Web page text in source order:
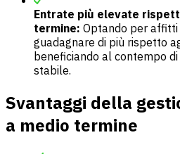
Entrate più elevate
termine: Optando per affitti
guadagnare di più rispetto
beneficiando al contempo
stabile.
Svantaggi della
a medio termine